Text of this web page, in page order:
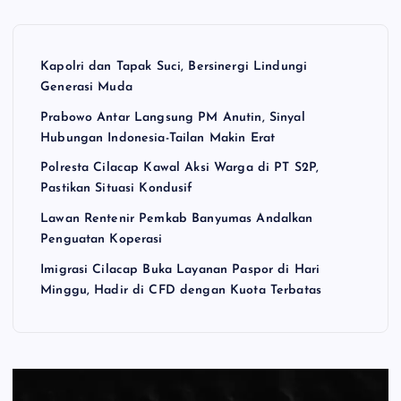
Kapolri dan Tapak Suci, Bersinergi Lindungi
Generasi Muda
Prabowo Antar Langsung PM Anutin, Sinyal
Hubungan Indonesia-Tailan Makin Erat
Polresta Cilacap Kawal Aksi Warga di PT S2P,
Pastikan Situasi Kondusif
Lawan Rentenir Pemkab Banyumas Andalkan
Penguatan Koperasi
Imigrasi Cilacap Buka Layanan Paspor di Hari
Minggu, Hadir di CFD dengan Kuota Terbatas